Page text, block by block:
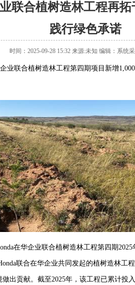
联合植树造林工程再
践行绿色承诺
时间：2025-09-28 15:32 来源:未知 编辑：系统
企业联合植树造林工程第四期项目新增
在华企业联合植树造林工程第四期2025
联合在华企业共同发起的植树造林工
出贡献。截至2025年，该工程已累计投